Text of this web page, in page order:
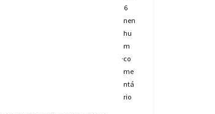
6
nen
hu
m
co
me
ntá
rio